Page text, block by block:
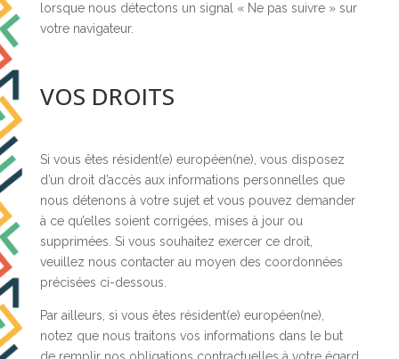
lorsque nous détectons un signal « Ne pas suivre » sur
votre navigateur.
VOS DROITS
Si vous êtes résident(e) européen(ne), vous disposez
d’un droit d’accès aux informations personnelles que
nous détenons à votre sujet et vous pouvez demander
à ce qu’elles soient corrigées, mises à jour ou
supprimées. Si vous souhaitez exercer ce droit,
veuillez nous contacter au moyen des coordonnées
précisées ci-dessous.
Par ailleurs, si vous êtes résident(e) européen(ne),
notez que nous traitons vos informations dans le but